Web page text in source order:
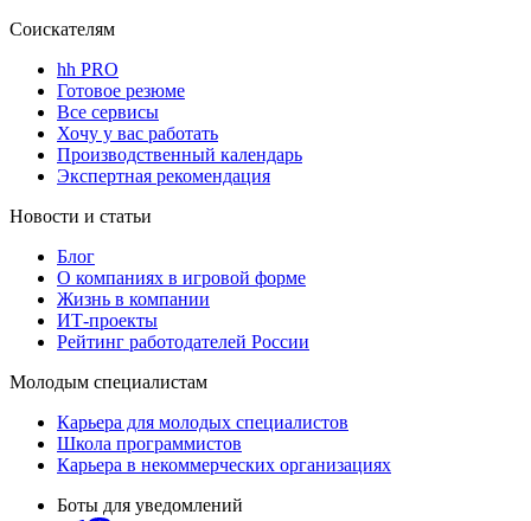
Соискателям
hh PRO
Готовое резюме
Все сервисы
Хочу у вас работать
Производственный календарь
Экспертная рекомендация
Новости и статьи
Блог
О компаниях в игровой форме
Жизнь в компании
ИТ-проекты
Рейтинг работодателей России
Молодым специалистам
Карьера для молодых специалистов
Школа программистов
Карьера в некоммерческих организациях
Боты для уведомлений